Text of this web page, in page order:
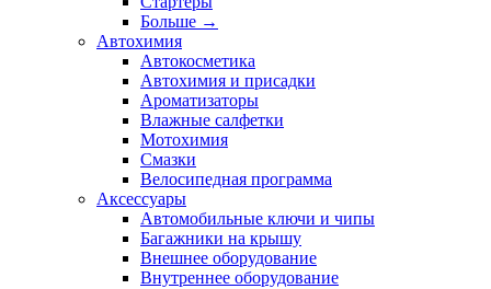
Больше →
Автохимия
Автокосметика
Автохимия и присадки
Ароматизаторы
Влажные салфетки
Мотохимия
Смазки
Велосипедная программа
Аксессуары
Автомобильные ключи и чипы
Багажники на крышу
Внешнее оборудование
Внутреннее оборудование